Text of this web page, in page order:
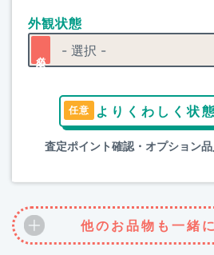
外観状態
よりくわしく状
査定ポイント確認・オプション
他のお品物も一緒